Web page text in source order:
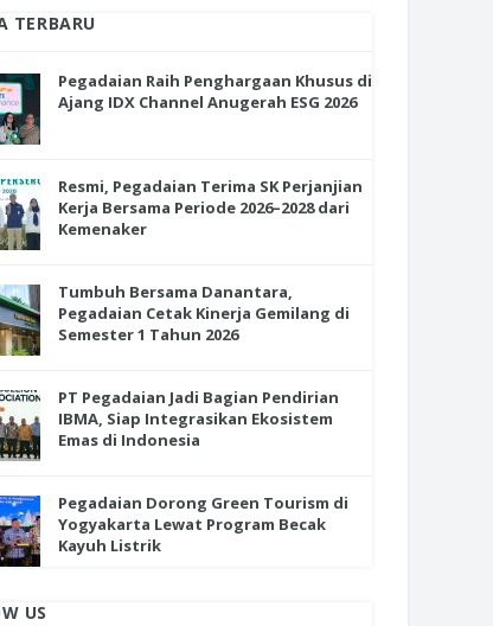
TERBARU
Pegadaian Raih Penghargaan Khusus di
Ajang IDX Channel Anugerah ESG 2026
Resmi, Pegadaian Terima SK Perjanjian
Kerja Bersama Periode 2026–2028 dari
Kemenaker
Tumbuh Bersama Danantara,
Pegadaian Cetak Kinerja Gemilang di
Semester 1 Tahun 2026
PT Pegadaian Jadi Bagian Pendirian
IBMA, Siap Integrasikan Ekosistem
Emas di Indonesia
Pegadaian Dorong Green Tourism di
Yogyakarta Lewat Program Becak
Kayuh Listrik
US